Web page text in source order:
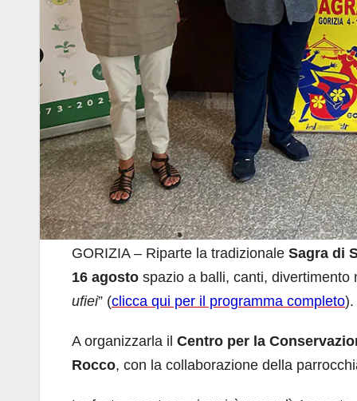
GORIZIA – Riparte la tradizionale Sagra di
16 agosto spazio a balli, canti, divertimento
ufiei” (clicca qui per il programma completo).
A organizzarla il Centro per la
Rocco, con la collaborazione della